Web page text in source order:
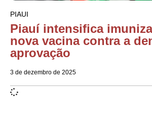
PIAUI
Piauí intensifica
nova vacina contra a
aprovação
3 de dezembro de 2025